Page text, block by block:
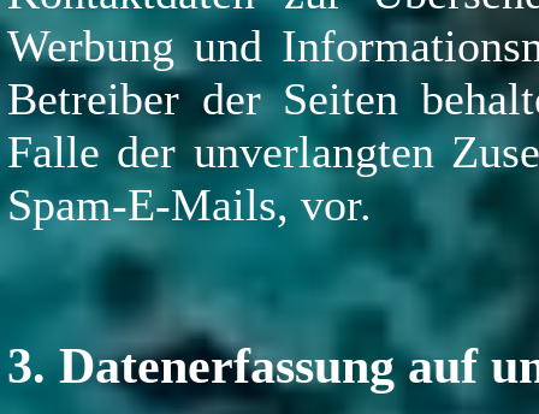
Werbung und
Betreiber der Seiten
Falle der unverlangten
Spam-E-Mails, vor.
3. Datenerfassung auf